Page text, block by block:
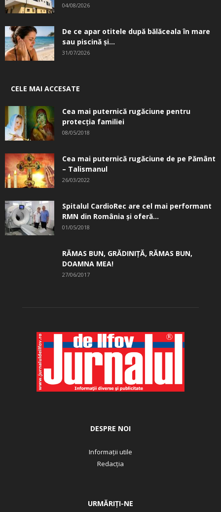
04/08/2026
De ce apar otitele după bălăceala în mare
sau piscină și...
31/07/2026
CELE MAI ACCESATE
Cea mai puternică rugăciune pentru
protecția familiei
08/05/2018
Cea mai puternică rugăciune de pe Pământ
– Talismanul
26/03/2022
Spitalul CardioRec are cel mai performant
RMN din România și oferă...
01/05/2018
RĂMAS BUN, GRĂDINIŢĂ, ­RĂMAS BUN,
DOAMNA MEA!
27/06/2017
DESPRE NOI
Informații utile
Redacția
URMĂRIȚI-NE